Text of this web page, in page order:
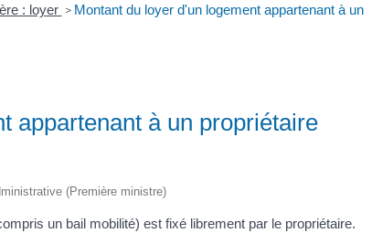
: loyer > Montant du loyer d'un logement appartenant à un
appartenant à un propriétaire
(Première ministre)
un bail mobilité) est fixé librement par le propriétaire.